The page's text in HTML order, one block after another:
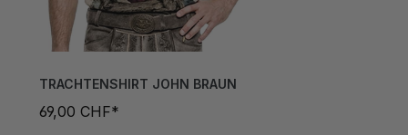
TRACHTENSHIRT JOHN BRAUN
69,00 CHF*